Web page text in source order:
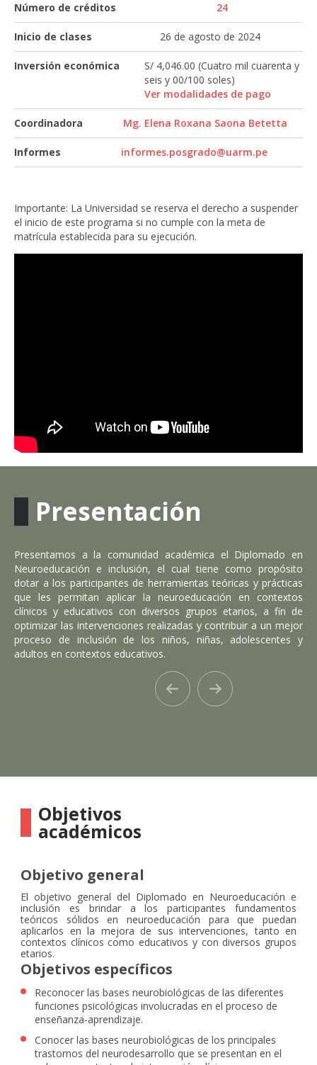
Número de créditos 24
Inicio de clases 26 de agosto de 2024
Inversión económica
S/ 4,046.00 (Cuatro mil cuarenta y
seis y 00/100 soles)
Ver modalidades de pago
Coordinadora Mg. Elena Roxana Saona Betetta
Informes informes.posgrado@uarm.pe
Importante: La Universidad se reserva el derecho a suspender
el inicio de este programa si no cumple con la meta de
matrícula establecida para su ejecución.
Presentación
Presentamos a la comunidad académica el Diplomado en
Neuroeducación e inclusión, el cual tiene como propósito
dotar a los participantes de herramientas teóricas y prácticas
que les permitan aplicar la neuroeducación en contextos
clínicos y educativos con diversos grupos etarios, a fin de
optimizar las intervenciones realizadas y contribuir a un mejor
proceso de inclusión de los niños, niñas, adolescentes y
adultos en contextos educativos.
Objetivos
académicos
Objetivo general
El objetivo general del Diplomado en Neuroeducación e
inclusión es brindar a los participantes fundamentos
teóricos sólidos en neuroeducación para que puedan
aplicarlos en la mejora de sus intervenciones, tanto en
contextos clínicos como educativos y con diversos grupos
etarios.
Objetivos específicos
Reconocer las bases neurobiológicas de las diferentes
funciones psicológicas involucradas en el proceso de
enseñanza-aprendizaje.
Conocer las bases neurobiológicas de los principales
trastornos del neurodesarrollo que se presentan en el